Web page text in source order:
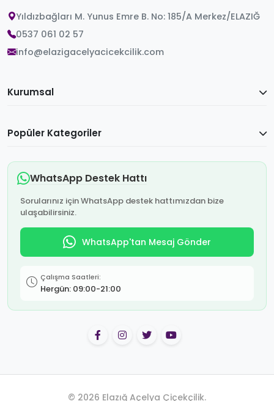
Yıldızbağları M. Yunus Emre B. No: 185/A Merkez/ELAZIĞ
0537 061 02 57
info@elazigacelyacicekcilik.com
Kurumsal
Popüler Kategoriler
WhatsApp Destek Hattı
Sorularınız için WhatsApp destek hattımızdan bize
ulaşabilirsiniz.
WhatsApp'tan Mesaj Gönder
Çalışma Saatleri:
Hergün: 09:00-21:00
© 2026 Elazığ Açelya Çiçekçilik.